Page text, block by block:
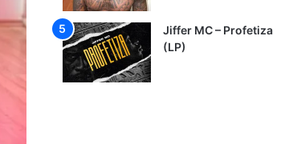
Jiffer MC – Profetiza
(LP)